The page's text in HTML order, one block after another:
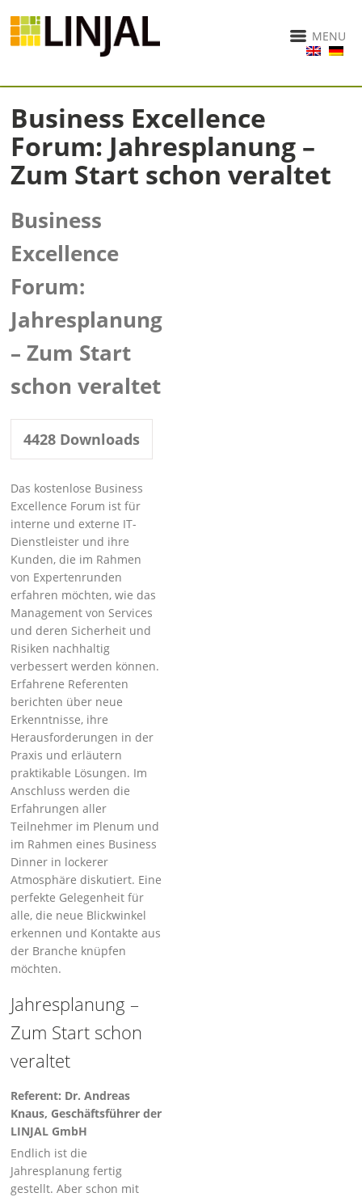
MENU
Business Excellence
Forum: Jahresplanung –
Zum Start schon veraltet
Business
Excellence
Forum:
Jahresplanung
– Zum Start
schon veraltet
4428 Downloads
Das kostenlose Business
Excellence Forum ist für
interne und externe IT-
Dienstleister und ihre
Kunden, die im Rahmen
von Expertenrunden
erfahren möchten, wie das
Management von Services
und deren Sicherheit und
Risiken nachhaltig
verbessert werden können.
Erfahrene Referenten
berichten über neue
Erkenntnisse, ihre
Herausforderungen in der
Praxis und er­läutern
praktikable Lösungen. Im
Anschluss werden die
Erfahrungen aller
Teilnehmer im Ple­num und
im Rahmen eines Business
Dinner in lockerer
Atmosphäre diskutiert. Eine
perfekte Gelegenheit für
alle, die neue Blickwinkel
erkennen und Kontakte aus
der Branche knüpfen
möchten.
Jahresplanung –
Zum Start schon
veraltet
Referent: Dr. Andreas
Knaus, Geschäftsführer der
LINJAL GmbH
Endlich ist die
Jahresplanung fertig
gestellt. Aber schon mit